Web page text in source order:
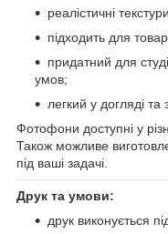
реалістичні
підходить для
придатний для
умов;
легкий у догляді та
Фотофони доступні у
Також можливе
під ваші задачі.
Друк та умови:
друк виконується